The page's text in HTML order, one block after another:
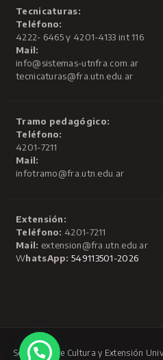
Tecnicaturas:
Teléfono:
4222- 6465 y 4201-4133 int 116
Mail:
info@sistemas-utnfra.com.ar
tecnicaturas@fra.utn.edu.ar
Tramo pedagógico:
Teléfono:
4201-7211
Mail:
infotramo@fra.utn.edu.ar
Extensión:
Teléfono: 4201-7211
Mail: extension@fra.utn.edu.ar
WhatsApp: 549113501-2026
Secretaría de Cultura y Extensión